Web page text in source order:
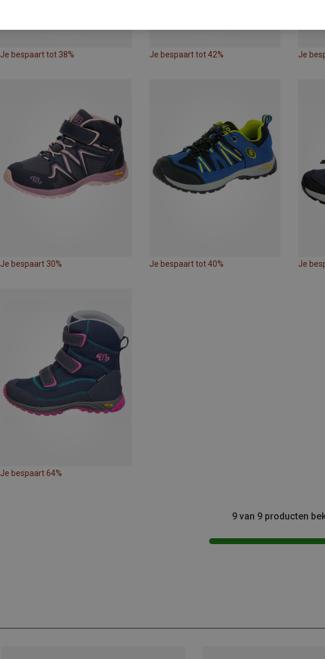
Je bespaart tot 38% Je bespaart tot 42% Je
Je bespaart 30% Je bespaart tot 40% Je
Je bespaart 64%
9 van 9 producten